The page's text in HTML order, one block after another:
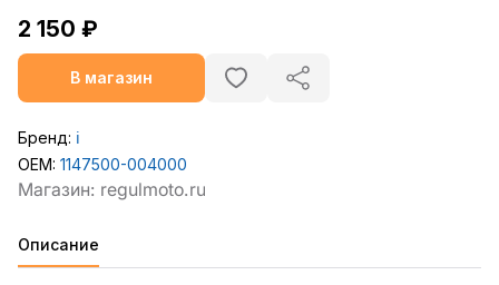
2 150 ₽
В магазин
Бренд: ℹ️
OEM: 1147500-004000
Описание